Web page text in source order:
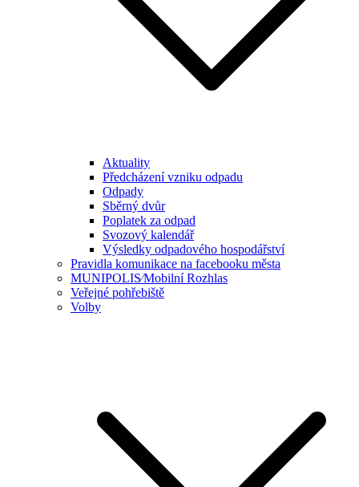
Aktuality
Předcházení vzniku odpadu
Odpady
Sběrný dvůr
Poplatek za odpad
Svozový kalendář
Výsledky odpadového hospodářství
Pravidla komunikace na facebooku města
MUNIPOLIS⁄Mobilní Rozhlas
Veřejné pohřebiště
Volby